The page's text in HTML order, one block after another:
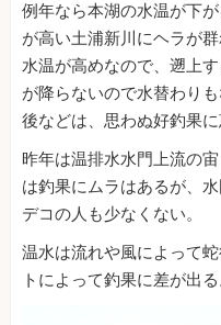
例年なら本湖の水温が下が
が高い土浦新川にヘラが
水温が高めなので、遡上
が降らないので水替わり
後などは、思わぬ好釣果に
昨年は温排水水門上流の
は釣果にムラはあるが、
デコの人も少なくない。
温水は流れや風によって
トによって釣果に差が出る